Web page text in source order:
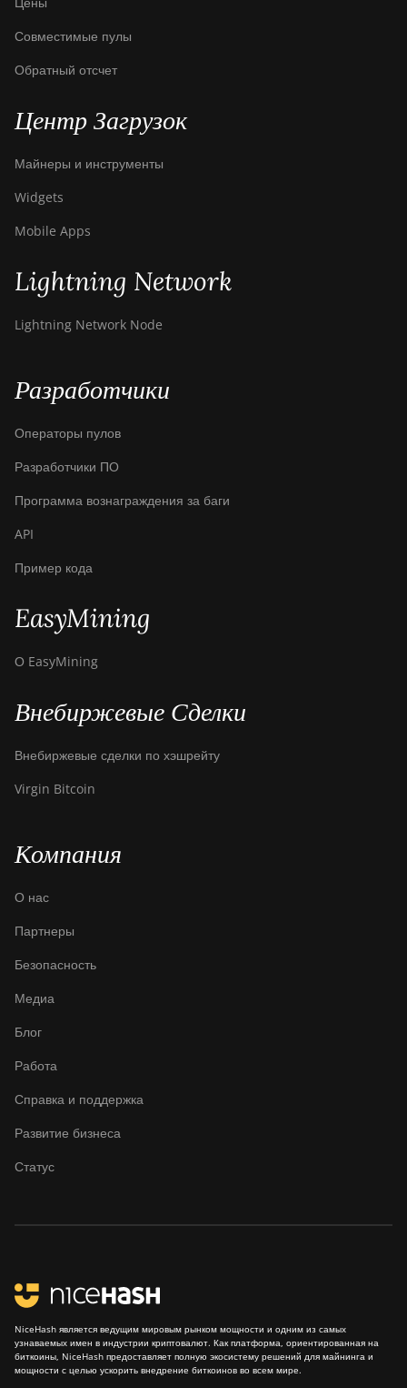
Совместимые пулы
Обратный отсчет
Центр Загрузок
Майнеры и инструменты
Widgets
Mobile Apps
Lightning Network
Lightning Network Node
Разработчики
Операторы пулов
Разработчики ПО
Программа вознаграждения за баги
API
Пример кода
EasyMining
О EasyMining
Внебиржевые Сделки
Внебиржевые сделки по хэшрейту
Virgin Bitcoin
Компания
О нас
Партнеры
Безопасность
Медиа
Блог
Работа
Справка и поддержка
Развитие бизнеса
Статус
NiceHash является ведущим мировым рынком мощности и одним из самых
узнаваемых имен в индустрии криптовалют. Как платформа, ориентированная на
биткоины, NiceHash предоставляет полную экосистему решений для майнинга и
мощности с целью ускорить внедрение биткоинов во всем мире.